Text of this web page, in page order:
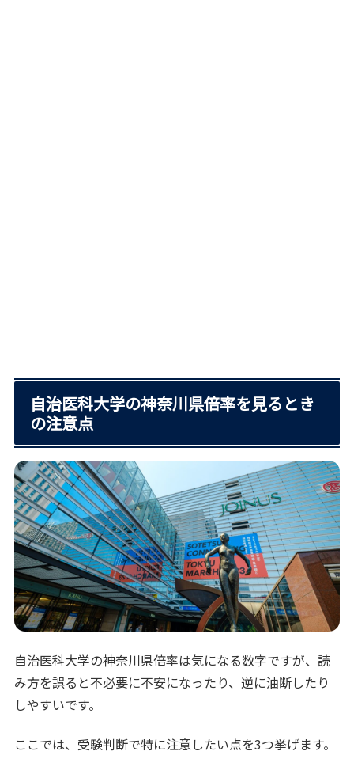
自治医科大学の神奈川県倍率を見るとき
の注意点
自治医科大学の神奈川県倍率は気になる数字ですが、読
み方を誤ると不必要に不安になったり、逆に油断したり
しやすいです。
ここでは、受験判断で特に注意したい点を3つ挙げます。